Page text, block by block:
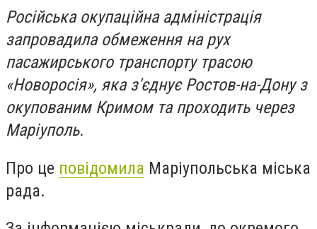
Російська окупаційна адміністрація
запровадила обмеження на рух
пасажирського транспорту трасою
«Новоросія», яка з'єднує Ростов-на-Дону з
окупованим Кримом та проходить через
Маріуполь.
Про це повідомила Маріупольська міська
рада.